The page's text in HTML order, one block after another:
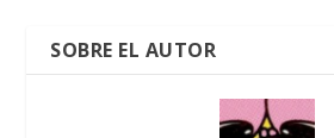
SOBRE EL AUTOR